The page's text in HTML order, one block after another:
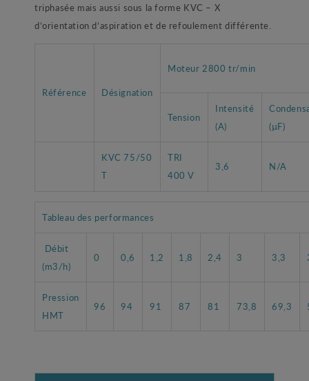
triphasée mais aussi sous la forme KVC – X
d’orientation d’aspiration et de refoulement différente.
Référence Désignation
Moteur 2800 tr/min
Tension
Intensité
(A)
(µF)
KVC 75/50
T
TRI
400 V
3,6 N/A
Tableau des performances
Débit
(m3/h)
0 0,6 1,2 1,8 2,4 3 3,3
Pression
HMT
96 94 91 87 81 73,8 69,3